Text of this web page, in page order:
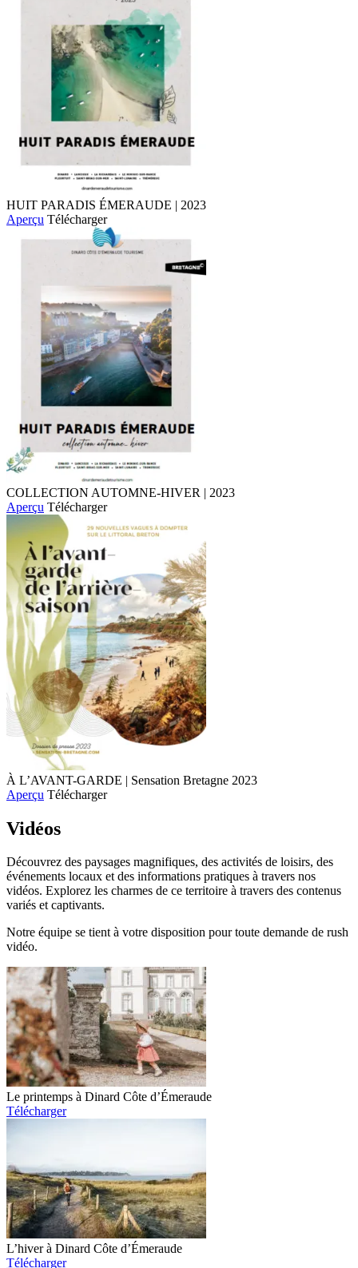
HUIT PARADIS ÉMERAUDE | 2023
Aperçu Télécharger
COLLECTION AUTOMNE-HIVER | 2023
Aperçu Télécharger
À L’AVANT-GARDE | Sensation Bretagne 2023
Aperçu Télécharger
Vidéos
Découvrez des paysages magnifiques, des activités de loisirs, des
événements locaux et des informations pratiques à travers nos
vidéos. Explorez les charmes de ce territoire à travers des contenus
variés et captivants.
Notre équipe se tient à votre disposition pour toute demande de rush
vidéo.
Le printemps à Dinard Côte d’Émeraude
Télécharger
L’hiver à Dinard Côte d’Émeraude
Télécharger